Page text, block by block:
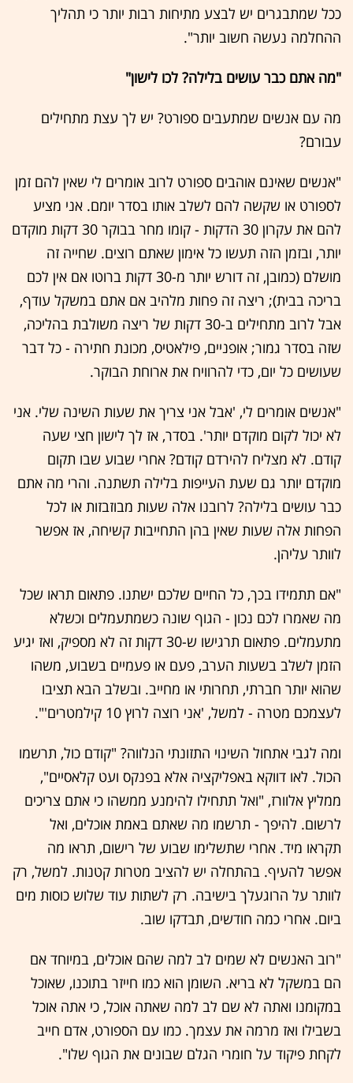
ככל שמתבגרים יש לבצע מתיחות רבות יותר כי תהליך
ההחלמה נעשה חשוב יותר".
"מה אתם כבר עושים בלילה? לכו לישון"
מה עם אנשים שמתעבים ספורט? יש לך עצת מתחילים
עבורם?
"אנשים שאינם אוהבים ספורט לרוב אומרים לי שאין להם זמן
לספורט או שקשה להם לשלב אותו בסדר יומם. אני מציע
להם את עקרון 30 הדקות - קומו מחר בבוקר 30 דקות מוקדם
יותר, ובזמן הזה תעשו כל אימון שאתם רוצים. שחייה זה
מושלם (כמובן, זה דורש יותר מ-30 דקות ברוטו אם אין לכם
בריכה בבית); ריצה זה פחות מלהיב אם אתם במשקל עודף,
אבל לרוב מתחילים ב-30 דקות של ריצה משולבת בהליכה,
שזה בסדר גמור; אופניים, פילאטיס, מכונת חתירה - כל דבר
שעושים כל יום, כדי להרוויח את ארוחת הבוקר.
"אנשים אומרים לי, 'אבל אני צריך את שעות השינה שלי. אני
לא יכול לקום מוקדם יותר'. בסדר, אז לך לישון חצי שעה
קודם. לא מצליח להירדם קודם? אחרי שבוע שבו תקום
מוקדם יותר גם שעת העייפות בלילה תשתנה. והרי מה אתם
כבר עושים בלילה? לרובנו אלה שעות מבוזבזות או לכל
הפחות אלה שעות שאין בהן התחייבות קשיחה, אז אפשר
לוותר עליהן.
"אם תתמידו בכך, כל החיים שלכם ישתנו. פתאום תראו שכל
מה שאמרו לכם נכון - הגוף שונה כשמתעמלים וכשלא
מתעמלים. פתאום תרגישו ש-30 דקות זה לא מספיק, ואז יגיע
הזמן לשלב בשעות הערב, פעם או פעמיים בשבוע, משהו
שהוא יותר חברתי, תחרותי או מחייב. ובשלב הבא תציבו
לעצמכם מטרה - למשל, 'אני רוצה לרוץ 10 קילמטרים'".
ומה לגבי אתחול השינוי התזונתי הנלווה? "קודם כול, תרשמו
הכול. לאו דווקא באפליקציה אלא בפנקס ועט קלאסיים",
ממליץ אלוורז, "ואל תתחילו להימנע ממשהו כי אתם צריכים
לרשום. להיפך - תרשמו מה שאתם באמת אוכלים, ואל
תקראו מיד. אחרי שתשלימו שבוע של רישום, תראו מה
אפשר להעיף. בהתחלה יש להציב מטרות קטנות. למשל, רק
לוותר על הרוגעלך בישיבה. רק לשתות עוד שלוש כוסות מים
ביום. אחרי כמה חודשים, תבדקו שוב.
"רוב האנשים לא שמים לב למה שהם אוכלים, במיוחד אם
הם במשקל לא בריא. השומן הוא כמו חייזר בתוכנו, שאוכל
במקומנו ואתה לא שם לב למה שאתה אוכל, כי אתה אוכל
בשבילו ואז מרמה את עצמך. כמו עם הספורט, אדם חייב
לקחת פיקוד על חומרי הגלם שבונים את הגוף שלו".